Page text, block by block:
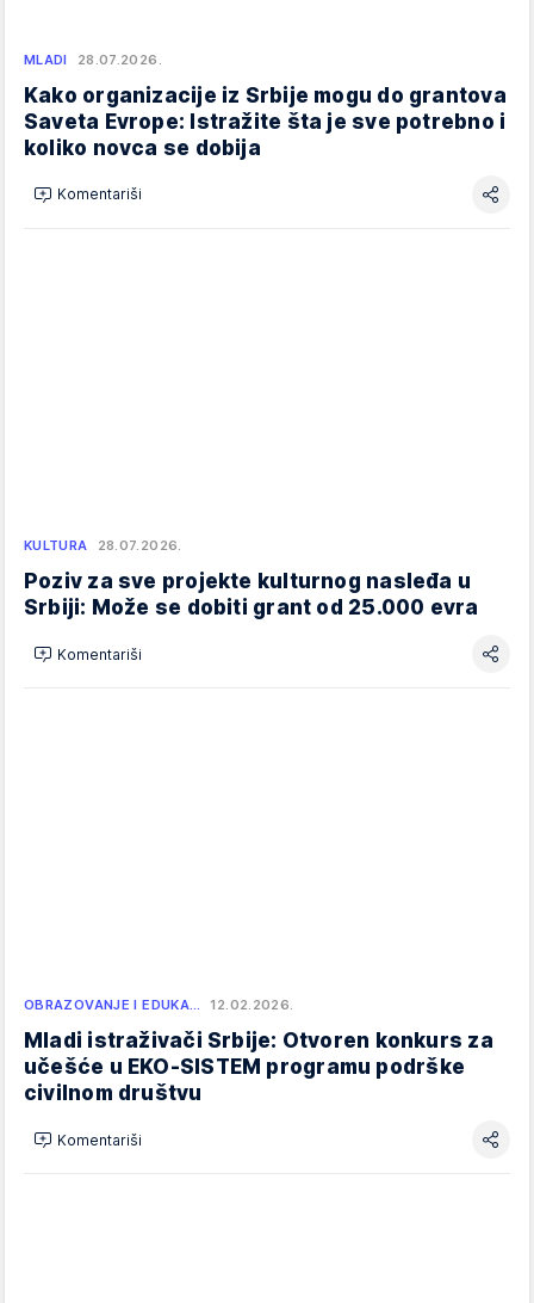
MLADI 28.07.2026.
Kako organizacije iz Srbije mogu do grantova
Saveta Evrope: Istražite šta je sve potrebno i
koliko novca se dobija
Komentariši
KULTURA 28.07.2026.
Poziv za sve projekte kulturnog nasleđa u
Srbiji: Može se dobiti grant od 25.000 evra
Komentariši
OBRAZOVANJE I EDUKA… 12.02.2026.
Mladi istraživači Srbije: Otvoren konkurs za
učešće u EKO-SISTEM programu podrške
civilnom društvu
Komentariši